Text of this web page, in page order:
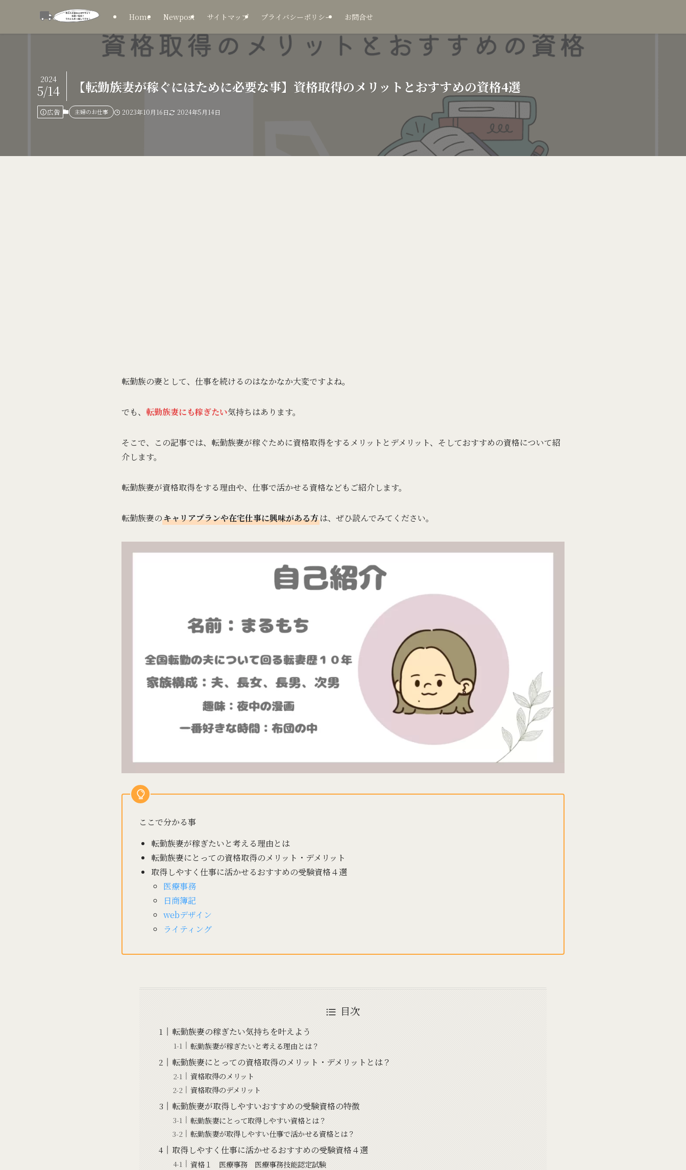
Home Newpost サイトマップ プライバシーポリシー お問合せ
【転勤族妻が稼ぐにはために必要な事】資格取得のメリットとおすすめの資格4選
2024
5/14
広告 主婦のお仕事 2023年10月16日 2024年5月14日
転勤族の妻として、仕事を続けるのはなかなか大変ですよね。
でも、 転勤族妻にも稼ぎたい気持ちはあります。
そこで、この記事では、転勤族妻が稼ぐために資格取得をするメリットとデメリット、そしておすすめの資格について紹
介します。
転勤族妻が資格取得をする理由や、仕事で活かせる資格などもご紹介します。
転勤族妻のキャリアプランや在宅仕事に興味がある方は、ぜひ読んでみてください。
ここで分かる事
転勤族妻が稼ぎたいと考える理由とは
転勤族妻にとっての資格取得のメリット・デメリット
取得しやすく仕事に活かせるおすすめの受験資格４選
医療事務
日商簿記
webデザイン
ライティング
目次
転勤族妻の稼ぎたい気持ちを叶えよう
転勤族妻が稼ぎたいと考える理由とは？
転勤族妻にとっての資格取得のメリット・デメリットとは？
資格取得のメリット
資格取得のデメリット
転勤族妻が取得しやすいおすすめの受験資格の特徴
転勤族妻にとって取得しやすい資格とは？
転勤族妻が取得しやすい仕事で活かせる資格とは？
取得しやすく仕事に活かせるおすすめの受験資格４選
資格１ 医療事務 医療事務技能認定試験